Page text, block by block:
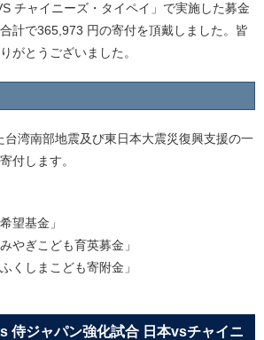
チャイニーズ・タイペイ」で実施した募金
計で365,973 円の寄付を頂戴しました。皆
がとうございました。
湾南部地震及び東日本大震災復興支援の一
付します。
望基金」
やぎこども育英募金」
くしまこども寄附金」
侍ジャパン強化試合 日本vsチャイニ